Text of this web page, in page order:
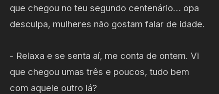
que chegou no teu segundo centenário… opa
desculpa, mulheres não gostam falar de idade.
- Relaxa e se senta aí, me conta de ontem. Vi
que chegou umas três e poucos, tudo bem
com aquele outro lá?